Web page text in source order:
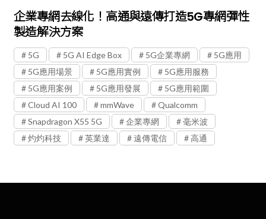
企業專網去線化！高通與遠傳打造5G專網彈性
製造解決方案
5G 5G AI Edge Box 5G企業專網
5G應用
5G應用場景
5G應用實例
5G應用服務
5G應用案例
5G應用發展
5G應用範圍
Cloud AI 100
mmWave
Qualcomm
Snapdragon X55 5G
企業專網
毫米波
灼灼科技
英業達 遠傳電信 高通